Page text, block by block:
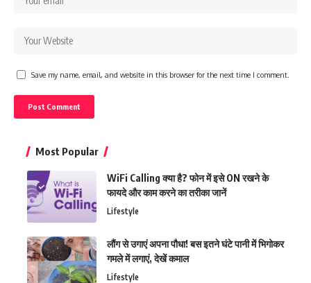
Save my name, email, and website in this browser for the next time I comment.
Most Popular
WiFi Calling क्या है? फोन में इसे ON रखने के
फायदे और काम करने का तरीका जानें
Lifestyle
लौंग से उगाएं अपना पौधा! बस इतने घंटे पानी में भिगोकर
गमले में लगाएं, देखें कमाल
Lifestyle